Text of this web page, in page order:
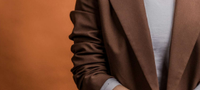
Studienplan Mechatronik (B.Eng.)
Übersicht zu den Schwerpunkten in der